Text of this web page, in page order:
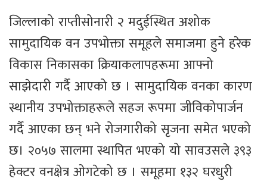
जिल्लाको राप्तीसोनारी २ मदुईस्थित अशोक
सामुदायिक वन उपभोक्ता समूहले समाजमा हुने हरेक
विकास निकासका क्रियाकलापहरूमा आफ्नो
साझेदारी गर्दै आएको छ । सामुदायिक वनका कारण
स्थानीय उपभोक्ताहरूले सहज रूपमा जीविकोपार्जन
गर्दै आएका छन् भने रोजगारीको सृजना समेत भएको
छ। २०५७ सालमा स्थापित भएको यो सावउसले ३९३
हेक्टर वनक्षेत्र ओगटेको छ । समूहमा १३२ घरधुरी